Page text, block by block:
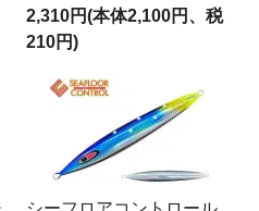
2,310円(本体2,100円、税
210円)